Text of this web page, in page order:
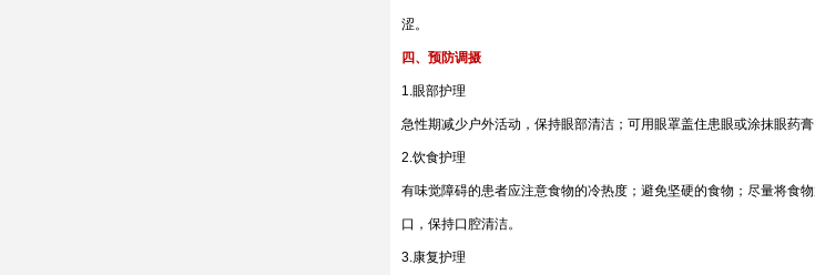
涩。
四、预防调摄
1.眼部护理
急性期减少户外活动，保持眼部清洁；可用眼罩盖住患眼或涂抹眼药
2.饮食护理
有味觉障碍的患者应注意食物的冷热度；避免坚硬的食物；尽量将食
口，保持口腔清洁。
3.康复护理